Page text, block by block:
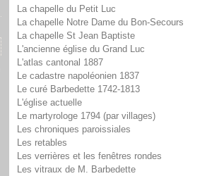
La chapelle du Petit Luc
La chapelle Notre Dame du Bon-Secours
La chapelle St Jean Baptiste
L'ancienne église du Grand Luc
L'atlas cantonal 1887
Le cadastre napoléonien 1837
Le curé Barbedette 1742-1813
L'église actuelle
Le martyrologe 1794 (par villages)
Les chroniques paroissiales
Les retables
Les verrières et les fenêtres rondes
Les vitraux de M. Barbedette